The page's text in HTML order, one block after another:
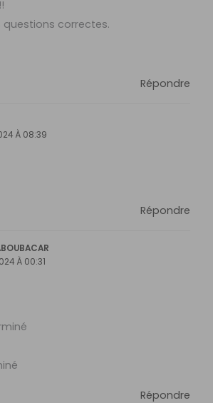
questions correctes.
Répondre
À 08:39
Répondre
À 00:31
Répondre